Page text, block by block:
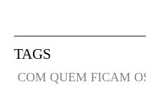
TAGS
COM QUEM FICAM